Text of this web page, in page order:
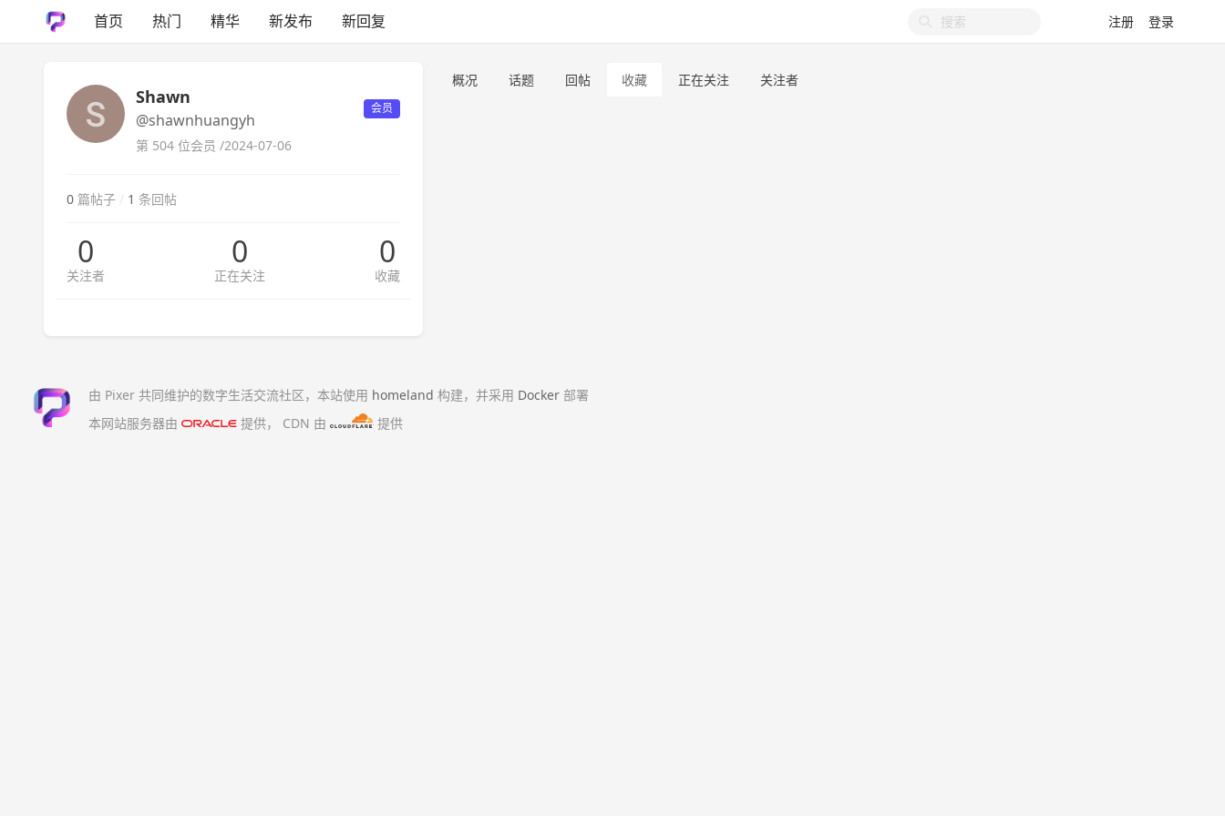
首页 热门 精华 新发布 新回复 注册 登录
Shawn
@shawnhuangyh
会员
第 504 位会员 /2024-07-06
0 篇帖子 / 1 条回帖
0
关注者
0
正在关注
0
收藏
概况 话题 回帖 收藏 正在关注 关注者
由 Pixer 共同维护的数字生活交流社区，本站使用 homeland 构建，并采用 Docker 部署
本网站服务器由
提供， CDN 由 提供